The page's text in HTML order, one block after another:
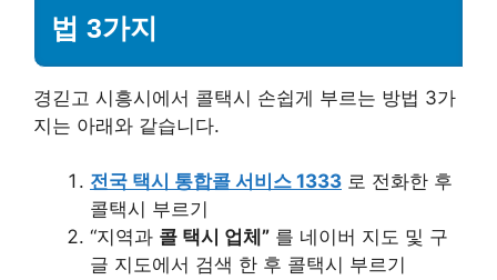
법 3가지
경긷고 시흥시에서 콜택시 손쉽게 부르는 방법 3가
지는 아래와 같습니다.
전국 택시 통합콜 서비스 1333 로 전화한 후
콜택시 부르기
“지역과 콜 택시 업체” 를 네이버 지도 및 구
글 지도에서 검색 한 후 콜택시 부르기